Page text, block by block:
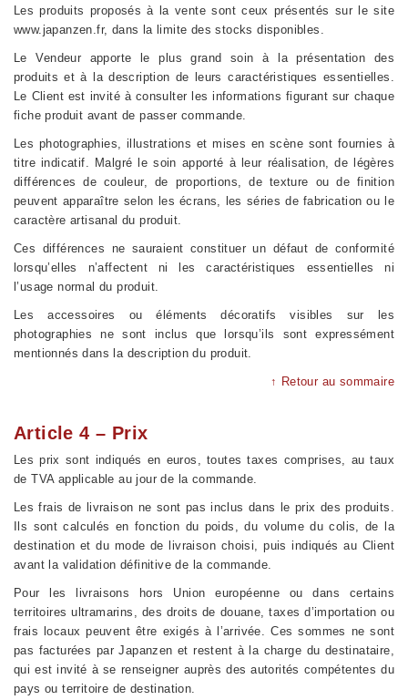
Les produits proposés à la vente sont ceux présentés sur le site
www.japanzen.fr, dans la limite des stocks disponibles.
Le Vendeur apporte le plus grand soin à la présentation des
produits et à la description de leurs caractéristiques essentielles.
Le Client est invité à consulter les informations figurant sur chaque
fiche produit avant de passer commande.
Les photographies, illustrations et mises en scène sont fournies à
titre indicatif. Malgré le soin apporté à leur réalisation, de légères
différences de couleur, de proportions, de texture ou de finition
peuvent apparaître selon les écrans, les séries de fabrication ou le
caractère artisanal du produit.
Ces différences ne sauraient constituer un défaut de conformité
lorsqu’elles n’affectent ni les caractéristiques essentielles ni
l’usage normal du produit.
Les accessoires ou éléments décoratifs visibles sur les
photographies ne sont inclus que lorsqu’ils sont expressément
mentionnés dans la description du produit.
↑ Retour au sommaire
Article 4 – Prix
Les prix sont indiqués en euros, toutes taxes comprises, au taux
de TVA applicable au jour de la commande.
Les frais de livraison ne sont pas inclus dans le prix des produits.
Ils sont calculés en fonction du poids, du volume du colis, de la
destination et du mode de livraison choisi, puis indiqués au Client
avant la validation définitive de la commande.
Pour les livraisons hors Union européenne ou dans certains
territoires ultramarins, des droits de douane, taxes d’importation ou
frais locaux peuvent être exigés à l’arrivée. Ces sommes ne sont
pas facturées par Japanzen et restent à la charge du destinataire,
qui est invité à se renseigner auprès des autorités compétentes du
pays ou territoire de destination.